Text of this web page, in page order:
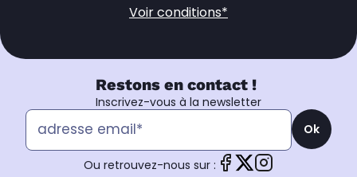
Voir conditions*
Restons en contact !
Inscrivez-vous à la newsletter
Ok
Ou retrouvez-nous sur :